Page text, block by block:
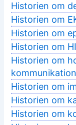
Historien om
Historien om
Historien om
Historien om
Historien om
kommunikation
Historien om
Historien om
Historien om